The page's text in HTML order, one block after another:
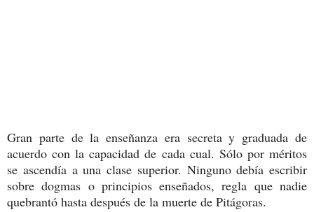
Gran parte de la enseñanza era secreta y graduada de
acuerdo con la capacidad de cada cual. Sólo por méritos
se ascendía a una clase superior. Ninguno debía escribir
sobre dogmas o principios enseñados, regla que nadie
quebrantó hasta después de la muerte de Pitágoras.